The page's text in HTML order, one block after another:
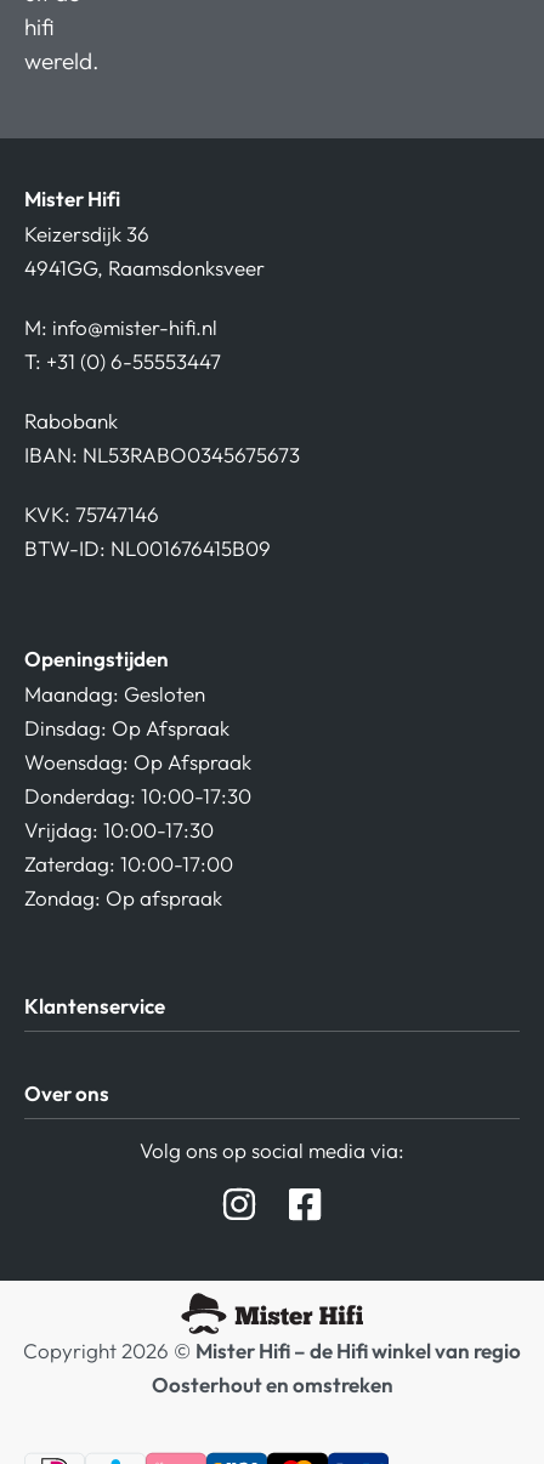
hifi
wereld.
Mister Hifi
Keizersdijk 36
4941GG, Raamsdonksveer
M: info@mister-hifi.nl
T: +31 (0) 6-55553447
Rabobank
IBAN: NL53RABO0345675673
KVK: 75747146
BTW-ID: NL001676415B09
Openingstijden
Maandag: Gesloten
Dinsdag: Op Afspraak
Woensdag: Op Afspraak
Donderdag: 10:00-17:30
Vrijdag: 10:00-17:30
Zaterdag: 10:00-17:00
Zondag: Op afspraak
Klantenservice
Privacy beleid
Verzending / Retour
Over ons
Hifi winkel Raamsdonksveer
Volg ons op social media via:
Copyright 2026 © Mister Hifi – de Hifi winkel van regio
Oosterhout en omstreken